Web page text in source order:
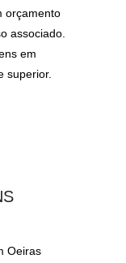
orçamento
associado.
em
superior.
Oeiras